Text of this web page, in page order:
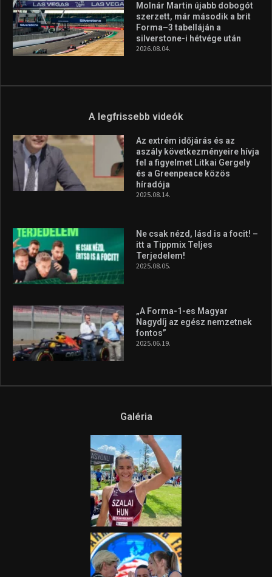
Molnár Martin újabb dobogót
szerzett, már második a brit
Forma–3 tabelláján a
silverstone-i hétvége után
2026.08.04.
A legfrissebb videók
Az extrém időjárás és az
aszály következményeire hívja
fel a figyelmet Litkai Gergely
és a Greenpeace közös
híradója
2025.08.14.
Ne csak nézd, lásd is a focit! –
itt a Tippmix Teljes
Terjedelem!
2025.08.05.
„A Forma-1-es Magyar
Nagydíj az egész nemzetnek
fontos”
2025.06.19.
Galéria